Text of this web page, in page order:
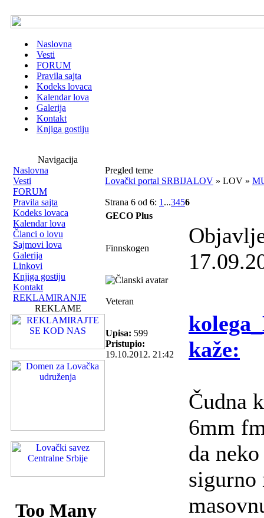
Naslovna
Vesti
FORUM
Pravila sajta
Kodeks lovaca
Kalendar lova
Galerija
Kontakt
Knjiga gostiju
Navigacija
Naslovna
Vesti
FORUM
Pravila sajta
Kodeks lovaca
Kalendar lova
Članci o lovu
Sajmovi lova
Galerija
Linkovi
Knjiga gostiju
Kontakt
REKLAMIRANJE
REKLAME
Pregled teme
Lovački portal SRBIJALOV » LOV »
Strana 6 od 6: 1 ...3456
GECO Plus
Finnskogen
Veteran
Upisa: 599
Pristupio:
19.10.2012. 21:42
kaže:
Čudna
6mm
da
sigurno